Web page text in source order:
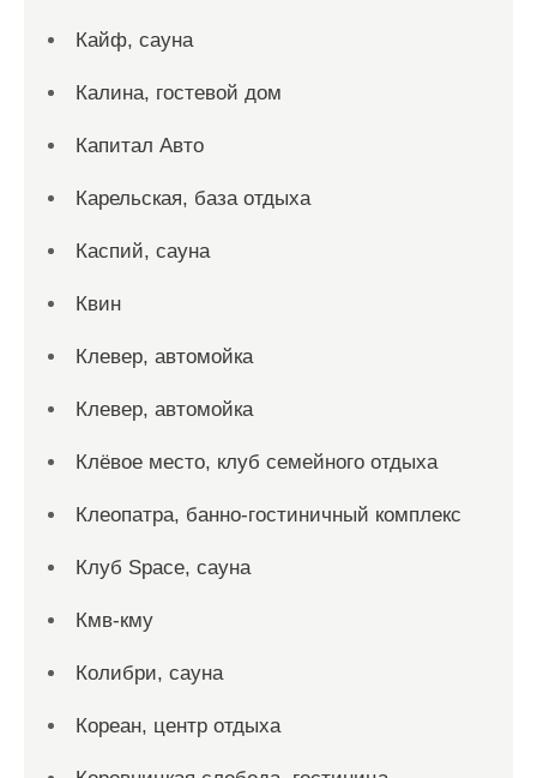
Кайф, сауна
Калина, гостевой дом
Капитал Авто
Карельская, база отдыха
Каспий, сауна
Квин
Клевер, автомойка
Клевер, автомойка
Клёвое место, клуб семейного отдыха
Клеопатра, банно-гостиничный комплекс
Клуб Space, сауна
Кмв-кму
Колибри, сауна
Кореан, центр отдыха